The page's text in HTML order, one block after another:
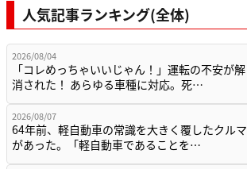
人気記事ランキング(全体)
2026/08/04
「コレめっちゃいいじゃん！」運転の不安が解
消された！ あらゆる車種に対応。死…
2026/08/07
64年前、軽自動車の常識を大きく覆したクルマ
があった。「軽自動車であることを…